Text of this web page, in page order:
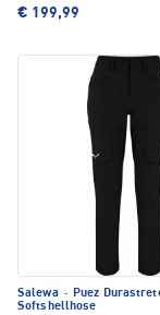
€ 199,99
Salewa · Puez
Softshellhose